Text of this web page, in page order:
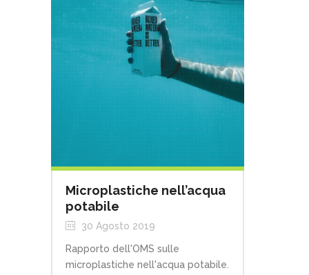
Microplastiche nell’acqua
potabile
30 Agosto 2019
Rapporto dell'OMS sulle
microplastiche nell'acqua potabile.